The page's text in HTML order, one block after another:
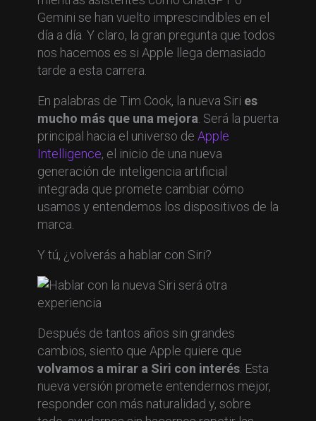
Gemini se han vuelto imprescindibles en el
día a día. Y claro, la gran pregunta que todos
nos hacemos es si Apple llega demasiado
tarde a esta carrera.
En palabras de Tim Cook, la nueva Siri es
mucho más que una mejora . Será la puerta
principal hacia el universo de Apple
Intelligence, el inicio de una nueva
generación de inteligencia artificial
integrada que promete cambiar cómo
usamos y entendemos los dispositivos de la
marca.
Y tú, ¿volverás a hablar con Siri?
Después de tantos años sin grandes
cambios, siento que Apple quiere que
volvamos a mirar a Siri con interés. Esta
nueva versión promete entendernos mejor,
responder con más naturalidad y, sobre